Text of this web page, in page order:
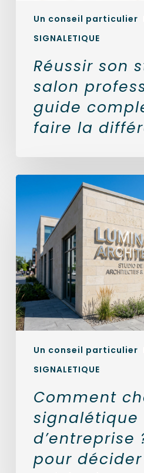
Un conseil particulier
SIGNALETIQUE
différence
Réussir son
salon
guide
faire la
Un conseil particulier
SIGNALETIQUE
Comment
choisir
sa
signalétique
d’entreprise
?
4
étapes
pour
décider
avec
Comment
signalétique
d’entreprise
pour